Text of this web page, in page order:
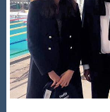
Master
Formazione